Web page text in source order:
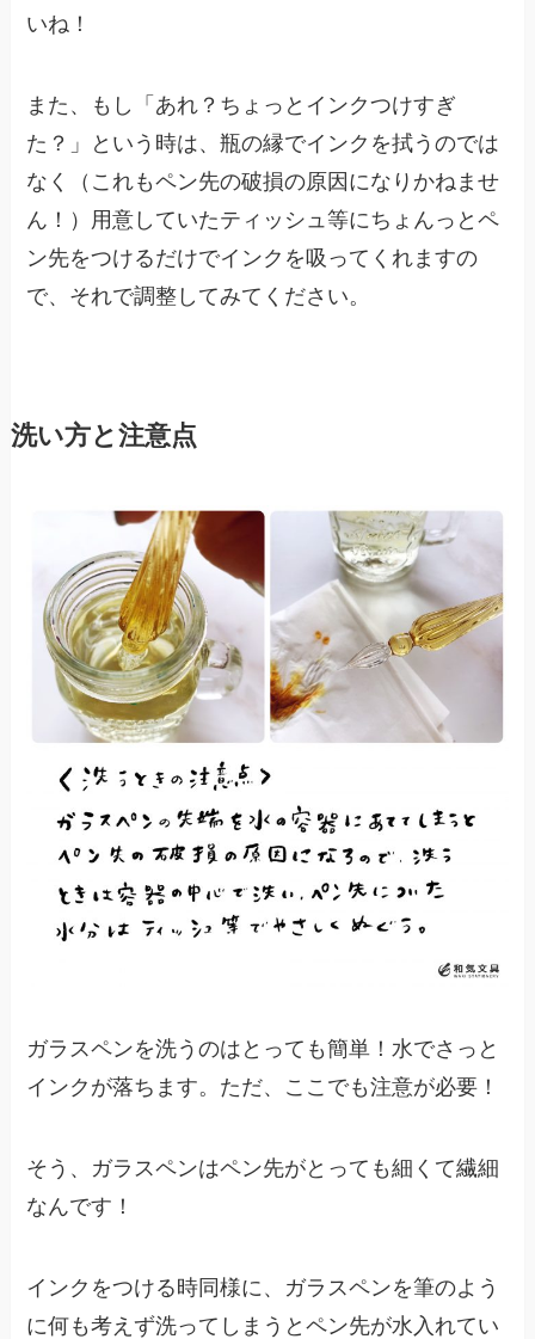
いね！
また、もし「あれ？ちょっとインクつけすぎ
た？」という時は、瓶の縁でインクを拭うのでは
なく（これもペン先の破損の原因になりかねませ
ん！）用意していたティッシュ等にちょんっとペ
ン先をつけるだけでインクを吸ってくれますの
で、それで調整してみてください。
洗い方と注意点
ガラスペンを洗うのはとっても簡単！水でさっと
インクが落ちます。ただ、ここでも注意が必要！
そう、ガラスペンはペン先がとっても細くて繊細
なんです！
インクをつける時同様に、ガラスペンを筆のよう
に何も考えず洗ってしまうとペン先が水入れてい